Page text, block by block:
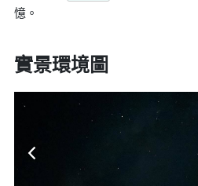
憶。
實景環境圖